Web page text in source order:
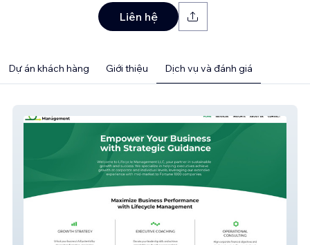
Liên hệ
Dự án khách hàng Giới thiệu Dịch vụ và đánh giá